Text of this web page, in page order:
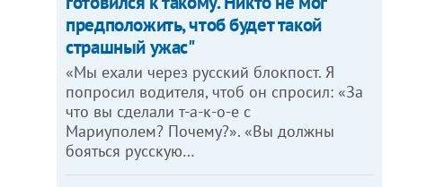
предположить, чтоб будет такой
страшный ужас"
«Мы ехали через русский блокпост. Я
попросил водителя, чтоб он спросил: «За
что вы сделали т-а-к-о-е с
Мариуполем? Почему?». «Вы должны
бояться русскую…